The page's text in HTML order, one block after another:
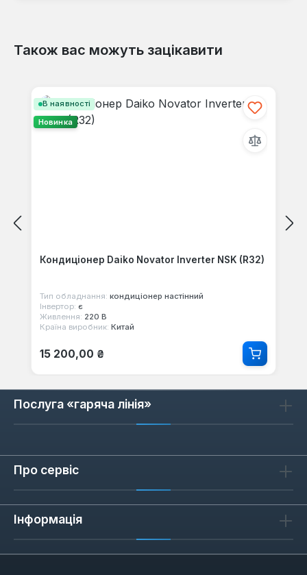
Відгуків не знайдено. Поділіться
Також вас можуть зацікавити
В наявності
Новинка
Кондиціонер Daiko Novator Inverter NSK (R32)
Тип обладнання: кондиціонер настінний
Інвертор: є
Живлення: 220 В
Країна виробник: Китай
Звичайна ціна:
15 200,00 ₴
Послуга «гаряча лінія»
Про сервіс
Інформація